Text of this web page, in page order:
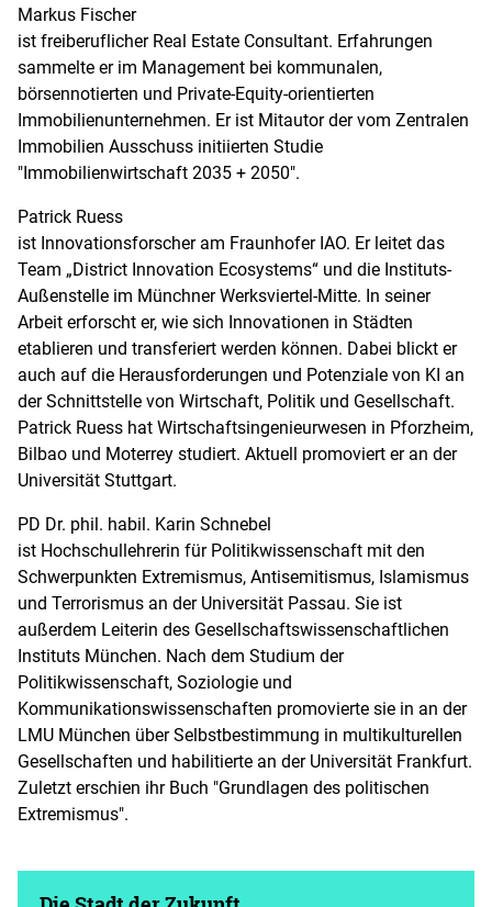
Markus Fischer
ist freiberuflicher Real Estate Consultant. Erfahrungen
sammelte er im Management bei kommunalen,
börsennotierten und Private-Equity-orientierten
Immobilienunternehmen. Er ist Mitautor der vom Zentralen
Immobilien Ausschuss initiierten Studie
"Immobilienwirtschaft 2035 + 2050".
Patrick Ruess
ist Innovationsforscher am Fraunhofer IAO. Er leitet das
Team „District Innovation Ecosystems“ und die Instituts-
Außenstelle im Münchner Werksviertel-Mitte. In seiner
Arbeit erforscht er, wie sich Innovationen in Städten
etablieren und transferiert werden können. Dabei blickt er
auch auf die Herausforderungen und Potenziale von KI an
der Schnittstelle von Wirtschaft, Politik und Gesellschaft.
Patrick Ruess hat Wirtschaftsingenieurwesen in Pforzheim,
Bilbao und Moterrey studiert. Aktuell promoviert er an der
Universität Stuttgart.
PD Dr. phil. habil. Karin Schnebel
ist Hochschullehrerin für Politikwissenschaft mit den
Schwerpunkten Extremismus, Antisemitismus, Islamismus
und Terrorismus an der Universität Passau. Sie ist
außerdem Leiterin des Gesellschaftswissenschaftlichen
Instituts München. Nach dem Studium der
Politikwissenschaft, Soziologie und
Kommunikationswissenschaften promovierte sie in an der
LMU München über Selbstbestimmung in multikulturellen
Gesellschaften und habilitierte an der Universität Frankfurt.
Zuletzt erschien ihr Buch "Grundlagen des politischen
Extremismus".